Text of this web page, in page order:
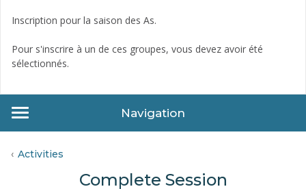
Inscription pour la saison des As.
Pour s'inscrire à un de ces groupes, vous devez avoir été
sélectionnés.
Navigation
Activities
Complete Session